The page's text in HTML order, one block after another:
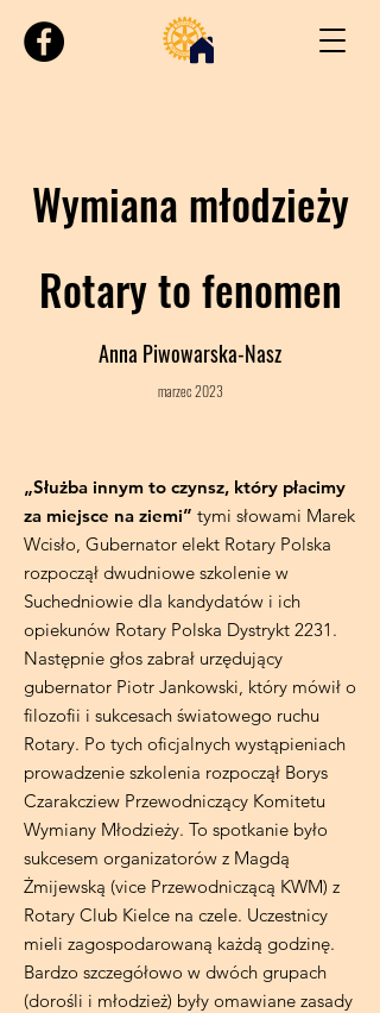
Wymiana młodzieży
Rotary to fenomen
Anna Piwowarska-Nasz
marzec2023
„Służba innym to czynsz, który płacimy
za miejsce na ziemi” tymi słowami Marek
Wcisło, Gubernator elekt Rotary Polska
rozpoczął dwudniowe szkolenie w
Suchedniowie dla kandydatów i ich
opiekunów Rotary Polska Dystrykt 2231.
Następnie głos zabrał urzędujący
gubernator Piotr Jankowski, który mówił o
filozofii i sukcesach światowego ruchu
Rotary. Po tych oficjalnych wystąpieniach
prowadzenie szkolenia rozpoczął Borys
Czarakcziew Przewodniczący Komitetu
Wymiany Młodzieży. To spotkanie było
sukcesem organizatorów z Magdą
Żmijewską (vice Przewodniczącą KWM) z
Rotary Club Kielce na czele. Uczestnicy
mieli zagospodarowaną każdą godzinę.
Bardzo szczegółowo w dwóch grupach
(dorośli i młodzież) były omawiane zasady